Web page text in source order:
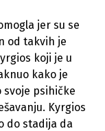
jer su se
od takvih je
koji je u
kako je
psihičke
Kyrgios
do stadija da